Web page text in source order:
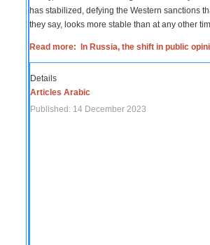
has stabilized, defying the Western sanctions
they say, looks more stable than at any other
Read more: In Russia, the shift in public
Details
Articles Arabic
Published: 14 December 2023